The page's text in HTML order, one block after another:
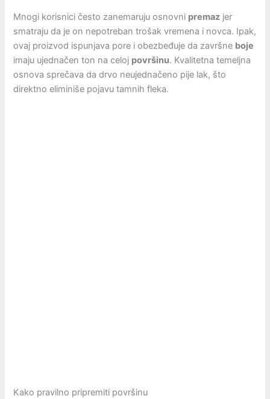
Mnogi korisnici često zanemaruju osnovni premaz jer
smatraju da je on nepotreban trošak vremena i novca. Ipak,
ovaj proizvod ispunjava pore i obezbeđuje da završne boje
imaju ujednačen ton na celoj površinu. Kvalitetna temeljna
osnova sprečava da drvo neujednačeno pije lak, što
direktno eliminiše pojavu tamnih fleka.
Kako pravilno pripremiti površinu